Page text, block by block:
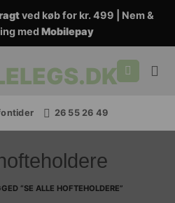
ved køb for kr. 499 | Nem &
medMobilepay
26 55 26 49
“SE ALLE HOFTEHOLDERE”